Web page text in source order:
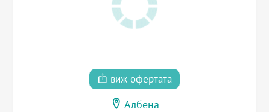
виж офертата
Албена